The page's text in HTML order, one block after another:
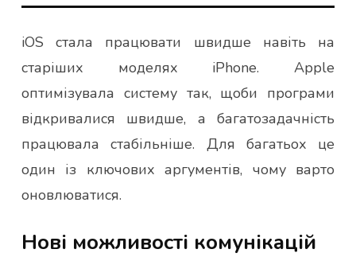
iOS стала працювати швидше навіть на
старіших моделях iPhone. Apple
оптимізувала систему так, щоби програми
відкривалися швидше, а багатозадачність
працювала стабільніше. Для багатьох це
один із ключових аргументів, чому варто
оновлюватися.
Нові можливості комунікацій